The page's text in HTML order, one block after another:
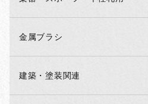
金属ブラシ
建築・塗装関連